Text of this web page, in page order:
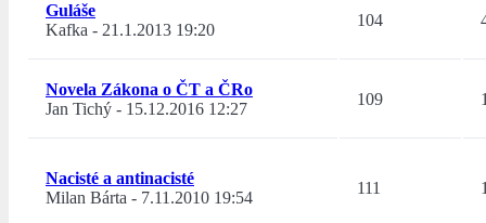
Guláše
Kafka - 21.1.2013 19:20
104
Novela Zákona o ČT a ČRo
Jan Tichý - 15.12.2016 12:27
109
Nacisté a antinacisté
Milan Bárta - 7.11.2010 19:54
111